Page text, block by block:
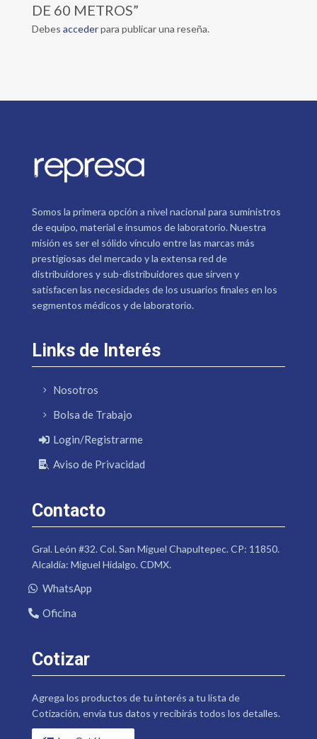
DE 60 METROS”
Debes accederpara publicar una reseña.
Somos la primera opción a nivel nacional para suministros
de equipo, material e insumos de laboratorio. Nuestra
misión es ser el sólido vínculo entre las marcas más
prestigiosas del mercado y la extensa red de
distribuidores y sub-distribuidores que sirven y
satisfacen las necesidades de los usuarios finales en los
segmentos médicos y de laboratorio.
Links de Interés
Nosotros
Bolsa de Trabajo
Login/Registrarme
Aviso de Privacidad
Contacto
Gral. León #32. Col. San Miguel Chapultepec. CP: 11850.
Alcaldía: Miguel Hidalgo. CDMX.
WhatsApp
Oficina
Cotizar
Agrega los productos de tu interés a tu lista de
Cotización, envía tus datos y recibirás todos los detalles.